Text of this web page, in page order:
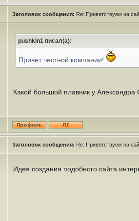
Заголовок сообщения: Re: Приветствуем на
pushkin1 писал(а):
Привет честной компании!
Какой большой плавник у Александра
Заголовок сообщения: Re: Приветствуем на
Идея создания подобного сайта